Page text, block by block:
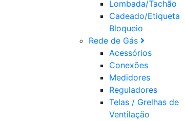
Lombada/Tachão
Cadeado/Etiqueta
Bloqueio
Rede de Gás
Acessórios
Conexões
Medidores
Reguladores
Telas / Grelhas de
Ventilação